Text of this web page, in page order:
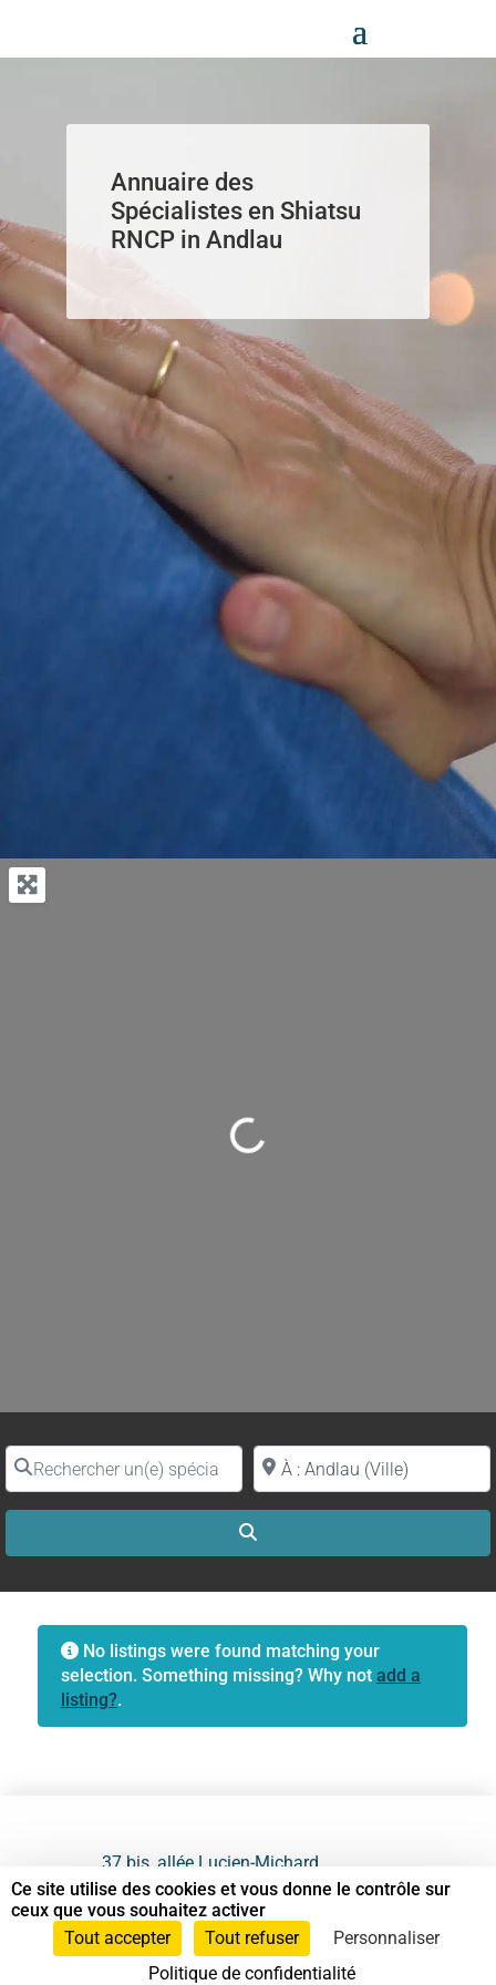
Annuaire des
Spécialistes en Shiatsu
RNCP in Andlau
Loading...
Rechercher un(e) spécialiste par nomProche de (ville ou région)
No listings were found matching your
selection. Something missing? Why not add a
listing?.
37 bis, allée Lucien-Michard
93190 Livry-Gargan
06 61 87 28 09
Ce site utilise des cookies et vous donne le contrôle sur
ceux que vous souhaitez activer
Tout accepter
Tout refuser
Personnaliser
Politique de confidentialité